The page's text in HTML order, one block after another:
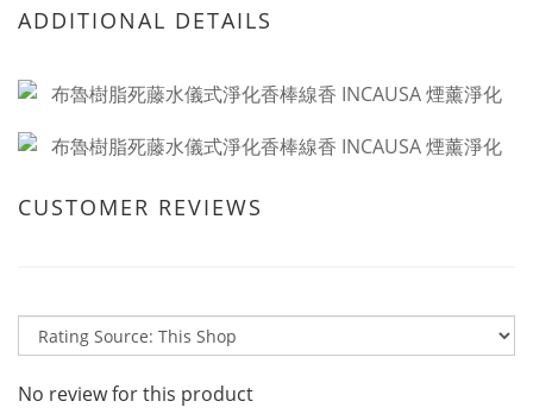
ADDITIONAL DETAILS
CUSTOMER REVIEWS
No review for this product